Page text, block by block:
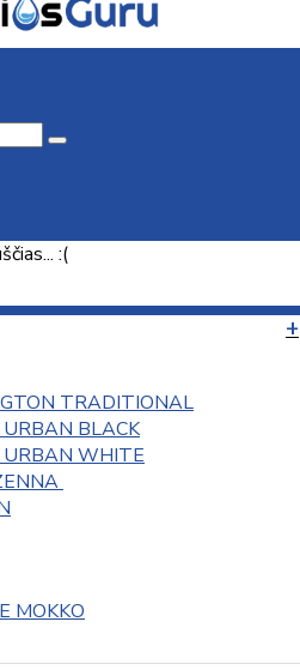
:(
TRADITIONAL
BLACK
URBAN WHITE
MOKKO